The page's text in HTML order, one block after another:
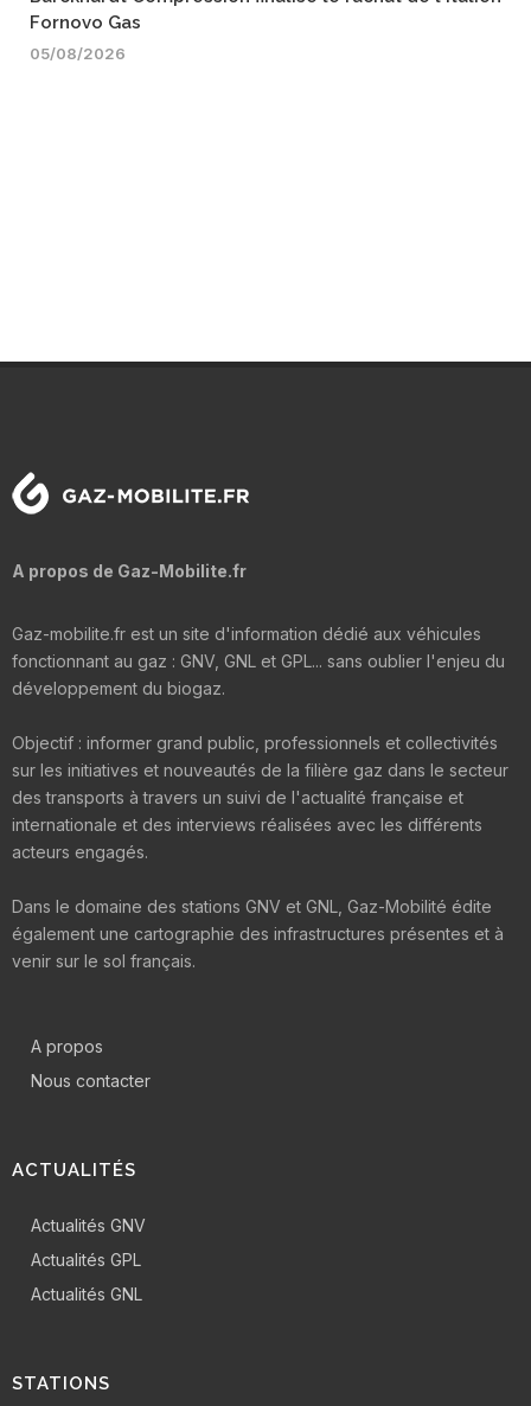
Fornovo Gas
05/08/2026
A propos de Gaz-Mobilite.fr
Gaz-mobilite.fr est un site d'information dédié aux véhicules
fonctionnant au gaz : GNV, GNL et GPL... sans oublier l'enjeu du
développement du biogaz.
Objectif : informer grand public, professionnels et collectivités
sur les initiatives et nouveautés de la filière gaz dans le secteur
des transports à travers un suivi de l'actualité française et
internationale et des interviews réalisées avec les différents
acteurs engagés.
Dans le domaine des stations GNV et GNL, Gaz-Mobilité édite
également une cartographie des infrastructures présentes et à
venir sur le sol français.
A propos
Nous contacter
ACTUALITÉS
Actualités GNV
Actualités GPL
Actualités GNL
STATIONS